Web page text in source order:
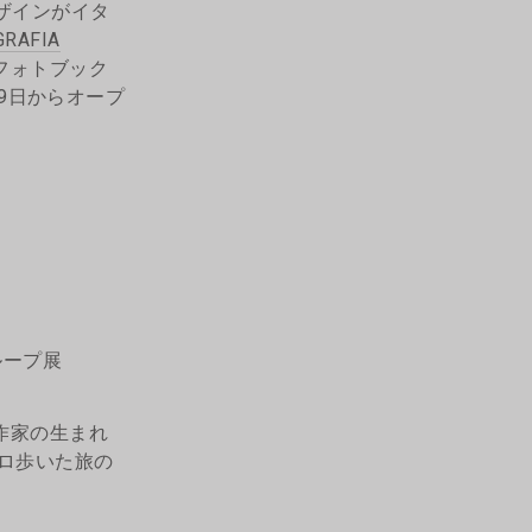
インがイタ
ォトブック
日からオープ
プ展
家の生まれ
歩いた旅の